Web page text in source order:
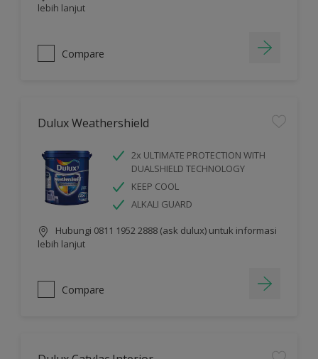
lebih lanjut
Compare
Dulux Weathershield
2x ULTIMATE PROTECTION WITH
DUALSHIELD TECHNOLOGY
KEEP COOL
ALKALI GUARD
Hubungi 0811 1952 2888 (ask dulux) untuk informasi
lebih lanjut
Compare